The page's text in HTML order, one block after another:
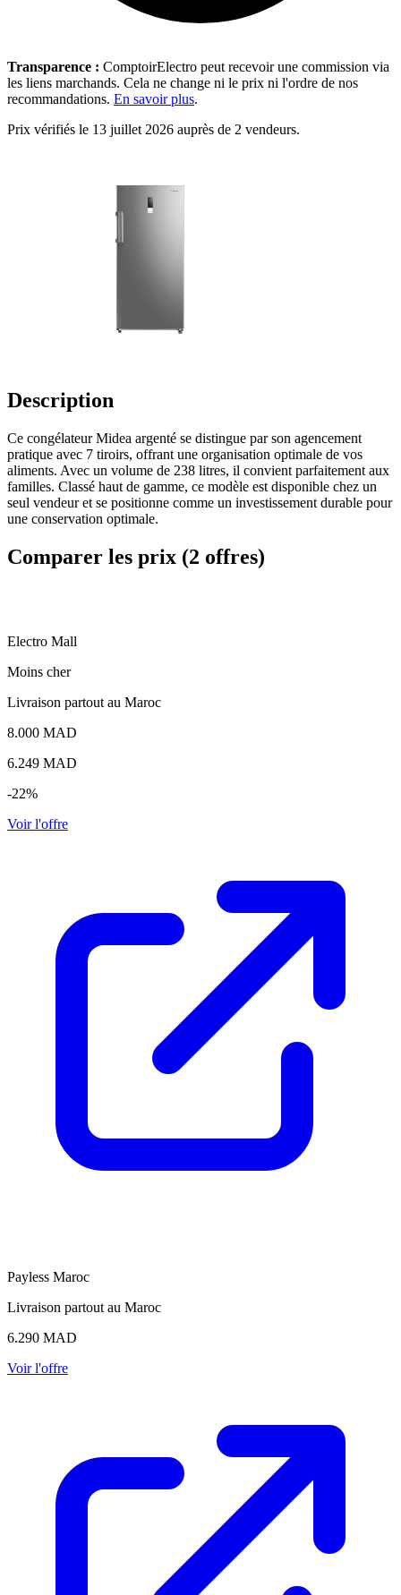
Transparence : ComptoirElectro peut recevoir une commission via
les liens marchands. Cela ne change ni le prix ni l'ordre de nos
recommandations. En savoir plus.
Prix vérifiés le 13 juillet 2026 auprès de 2 vendeurs.
Description
Ce congélateur Midea argenté se distingue par son agencement
pratique avec 7 tiroirs, offrant une organisation optimale de vos
aliments. Avec un volume de 238 litres, il convient parfaitement aux
familles. Classé haut de gamme, ce modèle est disponible chez un
seul vendeur et se positionne comme un investissement durable pour
une conservation optimale.
Comparer les prix (2 offres)
Electro Mall
Moins cher
Livraison partout au Maroc
8.000 MAD
6.249 MAD
-22%
Voir l'offre
Payless Maroc
Livraison partout au Maroc
6.290 MAD
Voir l'offre